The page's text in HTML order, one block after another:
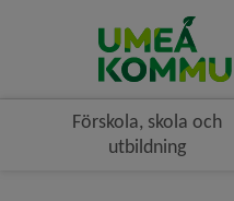
Förskola, skola och
utbildning